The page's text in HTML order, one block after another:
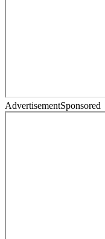
AdvertisementSponsored